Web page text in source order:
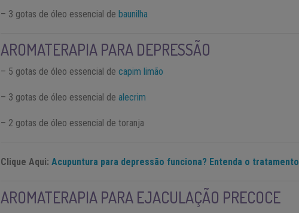
– 3 gotas de óleo essencial de baunilha
AROMATERAPIA PARA DEPRESSÃO
– 5 gotas de óleo essencial decapim limão
– 3 gotas de óleo essencial dealecrim
– 2 gotas de óleo essencial de toranja
Clique Aqui:Acupuntura para depressão funciona? Entenda o tratamento
AROMATERAPIA PARA EJACULAÇÃO PRECOCE